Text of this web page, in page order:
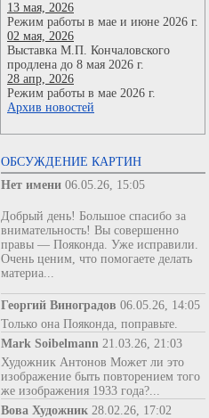
13 мая, 2026
Режим работы в мае и июне 2026 г.
02 мая, 2026
Выставка М.П. Кончаловского
продлена до 8 мая 2026 г.
28 апр, 2026
Режим работы в мае 2026 г.
Архив новостей
ОБСУЖДЕНИЕ КАРТИН
Нет имени 06.05.26, 15:05
Добрый день! Большое спасибо за
внимательность! Вы совершенно
правы — Пояконда. Уже исправили.
Очень ценим, что помогаете делать
материа...
Георгий Виноградов 06.05.26, 14:05
Только она Пояконда, поправьте.
Mark Soibelmann 21.03.26, 21:03
Художник Антонов Может ли это
изображение быть повторением того
же изображения 1933 года?...
Вова Художник 28.02.26, 17:02